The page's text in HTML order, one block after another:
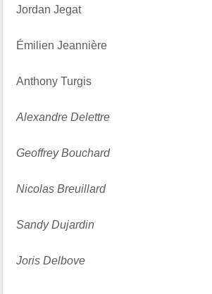
Jordan Jegat
Émilien Jeannière
Anthony Turgis
Alexandre Delettre
Geoffrey Bouchard
Nicolas Breuillard
Sandy Dujardin
Joris Delbove